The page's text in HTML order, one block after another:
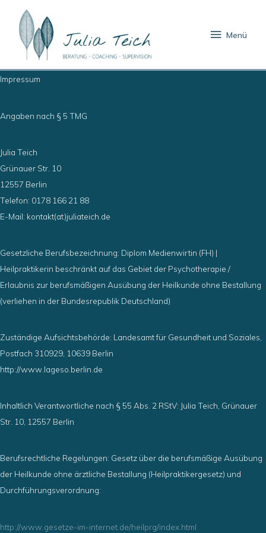
Inhalt
springen
Menü
Impressum
Angaben nach § 5 TMG
Julia Teich
Grünauer Str. 10
12557 Berlin
Telefon: 0178 166 21 88
E-Mail: kontakt(at)juliateich.de
Gesetzliche Berufsbezeichnung: Diplom Medienwirtin (FH) |
Heilpraktikerin beschränkt auf das Gebiet der Psychotherapie /
Erlaubnis zur berufsmäßigen Ausübung der Heilkunde ohne Bestallung
(verliehen in der Bundesrepublik Deutschland)
Zuständige Aufsichtsbehörde: Landesamt für Gesundheit und Soziales,
Postfach 310929, 10639 Berlin
http://www.lageso.berlin.de
Inhaltlich Verantwortliche nach § 55 Abs. 2 RStV: Julia Teich, Grünauer
Str. 10, 12557 Berlin
Berufsrechtliche Regelungen: Gesetz über die berufsmäßige Ausübung
der Heilkunde ohne ärztliche Bestallung (Heilpraktikergesetz) und
Durchführungsverordnung:
http://www.gesetze-im-internet.de/heilprg/index.html